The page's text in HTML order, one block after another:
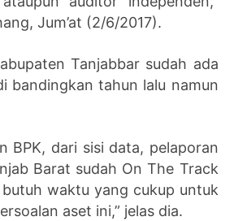
Jum’at (2/6/2017).
Tanjabbar sudah ada
bandingkan tahun lalu namun
BPK, dari sisi data, pelaporan
Barat sudah On The Track
waktu yang cukup untuk
aset ini,” jelas dia.